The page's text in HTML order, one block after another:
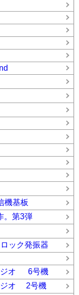
機基板
。第3弾
ック発振器
ジオ 6号機
ジオ 2号機